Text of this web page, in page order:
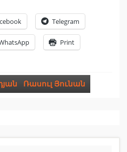
Telegram
Print
Ռասուլ Յունան